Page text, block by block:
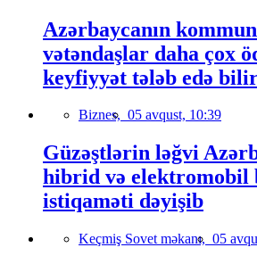
Azərbaycanın
vətəndaşlar daha çox
keyfiyyət tələb edə
Biznes, 05 avqust, 10:39
Güzəştlərin ləğvi
hibrid və elektromobil
istiqaməti dəyişib
Keçmiş Sovet məkanı, 05